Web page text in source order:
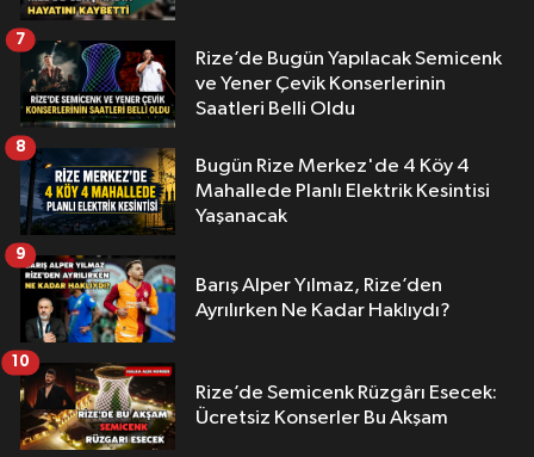
Rize’de Bugün Yapılacak Semicenk
ve Yener Çevik Konserlerinin
Saatleri Belli Oldu
7
Bugün Rize Merkez'de 4 Köy 4
Mahallede Planlı Elektrik Kesintisi
Yaşanacak
8
Barış Alper Yılmaz, Rize’den
Ayrılırken Ne Kadar Haklıydı?
9
Rize’de Semicenk Rüzgârı Esecek:
Ücretsiz Konserler Bu Akşam
10